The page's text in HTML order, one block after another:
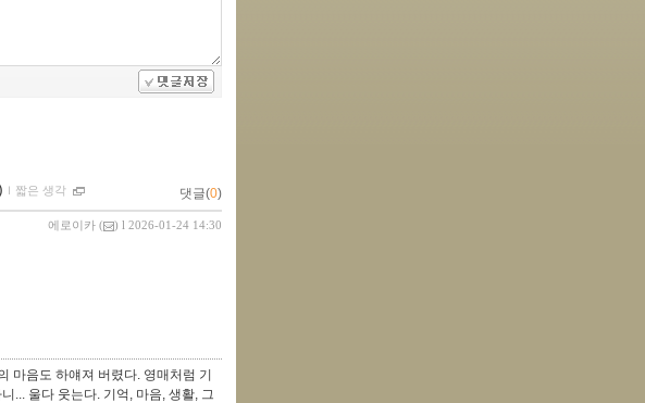
ｌ 짧은 생각 댓글(0)
에로이카 ( ) l 2026-01-24 14:30
마음도 하얘져 버렸다. 영매처럼 기
... 울다 웃는다. 기억, 마음, 생활, 그